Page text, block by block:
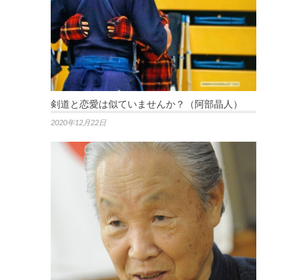
剣道と恋愛は似ていませんか？（阿部晶人）
2020年12月22日